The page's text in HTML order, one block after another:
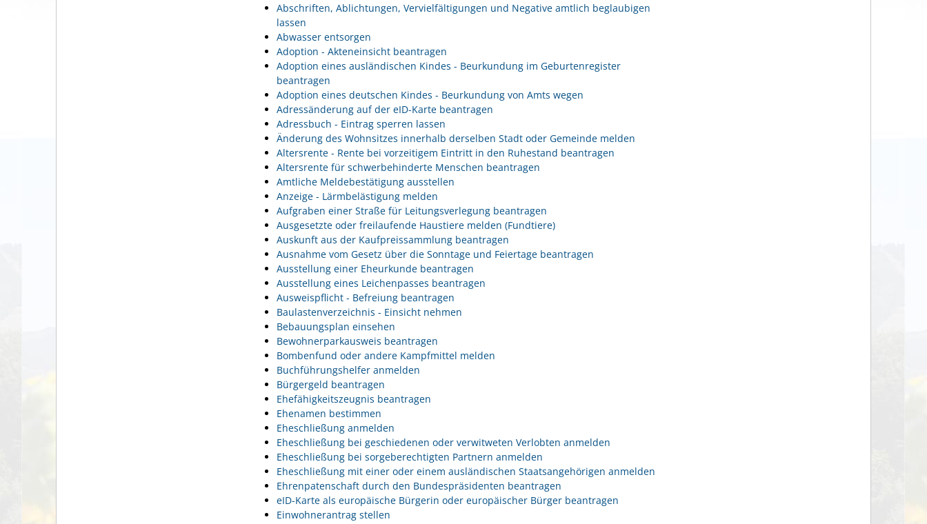
Abschriften, Ablichtungen, Vervielfältigungen und Negative amtlich beglaubigen
lassen
Abwasser entsorgen
Adoption - Akteneinsicht beantragen
Adoption eines ausländischen Kindes - Beurkundung im Geburtenregister
beantragen
Adoption eines deutschen Kindes - Beurkundung von Amts wegen
Adressänderung auf der eID-Karte beantragen
Adressbuch - Eintrag sperren lassen
Änderung des Wohnsitzes innerhalb derselben Stadt oder Gemeinde melden
Altersrente - Rente bei vorzeitigem Eintritt in den Ruhestand beantragen
Altersrente für schwerbehinderte Menschen beantragen
Amtliche Meldebestätigung ausstellen
Anzeige - Lärmbelästigung melden
Aufgraben einer Straße für Leitungsverlegung beantragen
Ausgesetzte oder freilaufende Haustiere melden (Fundtiere)
Auskunft aus der Kaufpreissammlung beantragen
Ausnahme vom Gesetz über die Sonntage und Feiertage beantragen
Ausstellung einer Eheurkunde beantragen
Ausstellung eines Leichenpasses beantragen
Ausweispflicht - Befreiung beantragen
Baulastenverzeichnis - Einsicht nehmen
Bebauungsplan einsehen
Bewohnerparkausweis beantragen
Bombenfund oder andere Kampfmittel melden
Buchführungshelfer anmelden
Bürgergeld beantragen
Ehefähigkeitszeugnis beantragen
Ehenamen bestimmen
Eheschließung anmelden
Eheschließung bei geschiedenen oder verwitweten Verlobten anmelden
Eheschließung bei sorgeberechtigten Partnern anmelden
Eheschließung mit einer oder einem ausländischen Staatsangehörigen anmelden
Ehrenpatenschaft durch den Bundespräsidenten beantragen
eID-Karte als europäische Bürgerin oder europäischer Bürger beantragen
Einwohnerantrag stellen